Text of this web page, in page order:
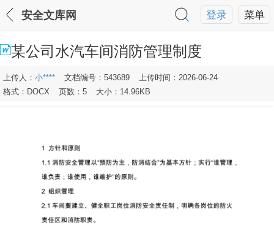
菜单
登录
安全文库网
某公司水汽车间消防管理制度
上传人： 小**** 文档编号：543689
上传时间：2026-06-24
格式：DOCX
页数：5 大小：14.96KB